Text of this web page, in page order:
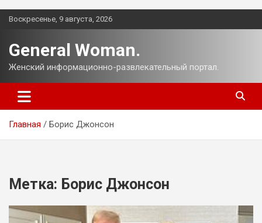
Перейти
Воскресенье, 9 августа, 2026
General Woman.
Женский информационно-развлекательный портал.
Главная Борис Джонсон
Метка: Борис Джонсон